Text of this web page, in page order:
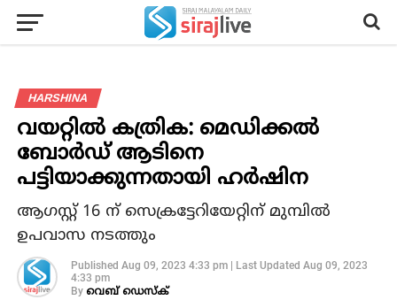
HARSHINA
വയറ്റില്‍ കത്രിക: മെഡിക്കല്‍
ബോര്‍ഡ് ആടിനെ
പട്ടിയാക്കുന്നതായി ഹര്‍ഷിന
ആഗസ്റ്റ് 16 ന് സെക്രട്ടേറിയേറ്റിന് മുമ്പില്‍
ഉപവാസ നടത്തും
Published Aug 09, 2023 4:33 pm| Last Updated Aug 09, 2023
4:33 pm
By വെബ് ഡെസ്‌ക്